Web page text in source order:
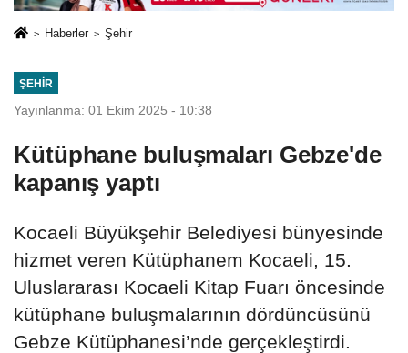
Haberler Şehir
ŞEHIR
Yayınlanma: 01 Ekim 2025 - 10:38
Kütüphane buluşmaları Gebze'de
kapanış yaptı
Kocaeli Büyükşehir Belediyesi bünyesinde
hizmet veren Kütüphanem Kocaeli, 15.
Uluslararası Kocaeli Kitap Fuarı öncesinde
kütüphane buluşmalarının dördüncüsünü
Gebze Kütüphanesi’nde gerçekleştirdi.